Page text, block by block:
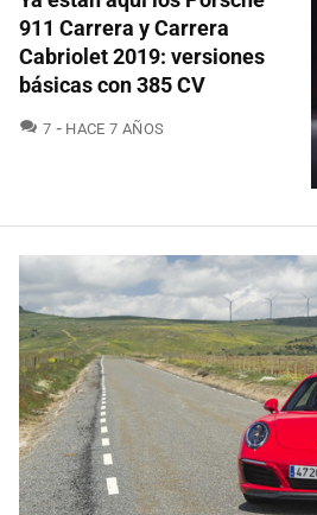
911 Carrera y Carrera
Cabriolet 2019: versiones
básicas con 385 CV
7 COMENTARIOS
HACE 7 AÑOS